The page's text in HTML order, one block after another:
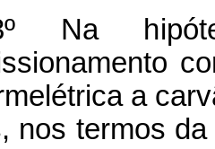
Na
a
nos termos